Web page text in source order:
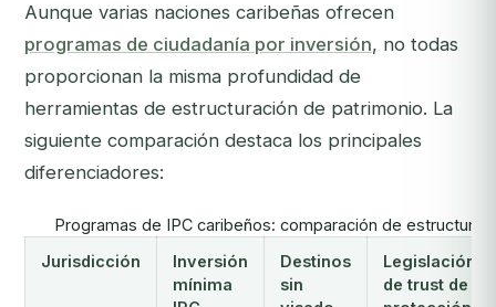
Aunque varias naciones caribeñas ofrecen
programas de ciudadanía por inversión, no todas
proporcionan la misma profundidad de
herramientas de estructuración de patrimonio. La
siguiente comparación destaca los principales
diferenciadores:
Programas de IPC caribeños: comparación de
Jurisdicción
Inversión
mínima
Destinos
sin
Legislación
de trust de